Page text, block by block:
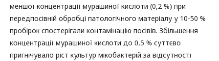
меншої концентрації мурашиної кислоти (0,2 %) при
передпосівній обробці патологічного матеріалу у 10-50 %
пробірок спостерігали контамінацію посівів. Збільшення
концентрації мурашиної кислоти до 0,5 % суттєво
пригнічувало ріст культур мікобактерій за відсутності